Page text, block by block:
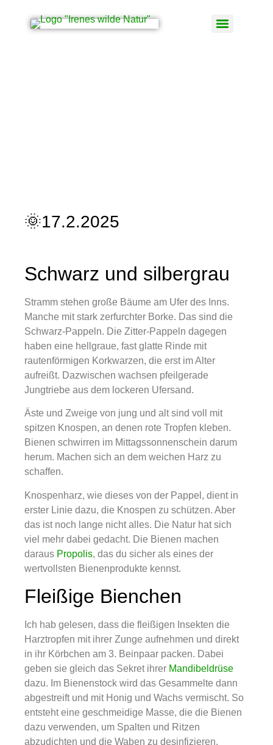
🌞17.2.2025
Schwarz und silbergrau
Stramm stehen große Bäume am Ufer des Inns.
Manche mit stark zerfurchter Borke. Das sind die
Schwarz-Pappeln. Die Zitter-Pappeln dagegen
haben eine hellgraue, fast glatte Rinde mit
rautenförmigen Korkwarzen, die erst im Alter
aufreißt. Dazwischen wachsen pfeilgerade
Jungtriebe aus dem lockeren Ufersand.
Äste und Zweige von jung und alt sind voll mit
spitzen Knospen, an denen rote Tropfen kleben.
Bienen schwirren im Mittagssonnenschein darum
herum. Machen sich an dem weichen Harz zu
schaffen.
Knospenharz, wie dieses von der Pappel, dient in
erster Linie dazu, die Knospen zu schützen. Aber
das ist noch lange nicht alles. Die Natur hat sich
viel mehr dabei gedacht. Die Bienen machen
daraus Propolis, das du sicher als eines der
wertvollsten Bienenprodukte kennst.
Fleißige Bienchen
Ich hab gelesen, dass die fleißigen Insekten die
Harztropfen mit ihrer Zunge aufnehmen und direkt
in ihr Körbchen am 3. Beinpaar packen. Dabei
geben sie gleich das Sekret ihrer Mandibeldrüse
dazu. Im Bienenstock wird das Gesammelte dann
abgestreift und mit Honig und Wachs vermischt. So
entsteht eine geschmeidige Masse, die die Bienen
dazu verwenden, um Spalten und Ritzen
abzudichten und die Waben zu desinfizieren.